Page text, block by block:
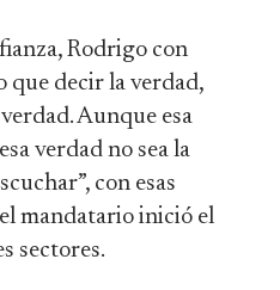
Rodrigo con
que decir la verdad,
Aunque esa
verdad no sea la
con esas
mandatario inició el
sectores.